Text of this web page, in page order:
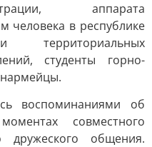
аппарата
человека в республике
территориальных
студенты горно-
воспоминаниями об
совместного
дружеского общения.